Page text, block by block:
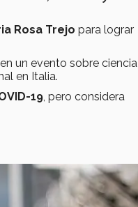
Rosa Trejo para lograr
un evento sobre ciencia
en Italia.
19, pero considera